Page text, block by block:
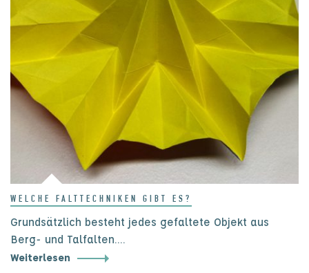
WELCHE FALTTECHNIKEN GIBT ES?
Grundsätzlich besteht jedes gefaltete Objekt aus
Berg- und Talfalten.…
Weiterlesen